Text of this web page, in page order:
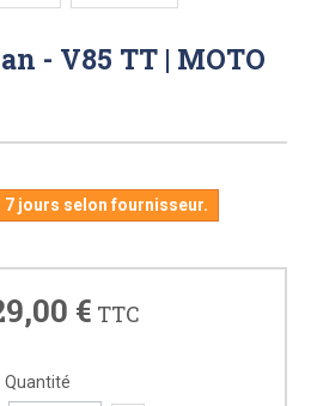
- V85 TT | MOTO
7 jours selon fournisseur.
€ TTC
Quantité